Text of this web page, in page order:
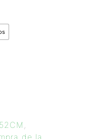
,
de la